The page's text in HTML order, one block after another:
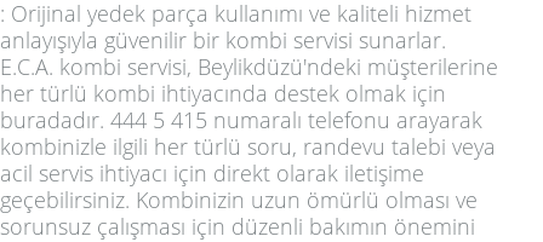
: Orijinal yedek parça kullanımı ve kaliteli hizmet
anlayışıyla güvenilir bir kombi servisi sunarlar.
E.C.A. kombi servisi, Beylikdüzü'ndeki müşterilerine
her türlü kombi ihtiyacında destek olmak için
buradadır. 444 5 415 numaralı telefonu arayarak
kombinizle ilgili her türlü soru, randevu talebi veya
acil servis ihtiyacı için direkt olarak iletişime
geçebilirsiniz. Kombinizin uzun ömürlü olması ve
sorunsuz çalışması için düzenli bakımın önemini